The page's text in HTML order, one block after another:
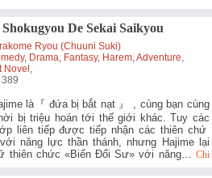
De Sekai Saikyou
Ryou (chuuni Suki)
, Drama Fantasy, Harem ,Adventure
Novel
là『 đứa bị bắt nạt 』 , cùng bạn cùng
bị triệu hoán tới thế giới khác. Tuy các
liên tiếp được tiếp nhận các thiên chứ
năng lực thần thánh, nhưng Hajime lại
thiên chức «Biến Đổi Sư» với năng… Chi